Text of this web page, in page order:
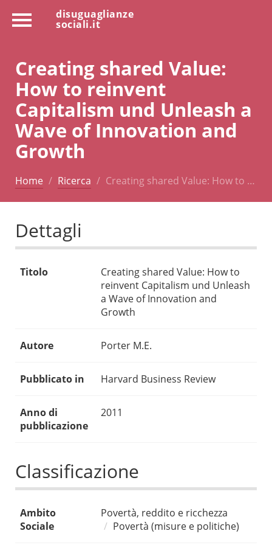
disuguaglianze
sociali.it
Creating shared Value:
How to reinvent
Capitalism und Unleash a
Wave of Innovation and
Growth
Home Ricerca Creating shared Value: How to …
Dettagli
Titolo
Creating shared Value: How to
reinvent Capitalism und Unleash
a Wave of Innovation and
Growth
Autore Porter M.E.
Pubblicato in Harvard Business Review
Anno di
pubblicazione
2011
Classificazione
Ambito
Sociale
Povertà, reddito e ricchezza
Povertà (misure e politiche)